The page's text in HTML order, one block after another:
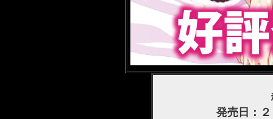
発売日：